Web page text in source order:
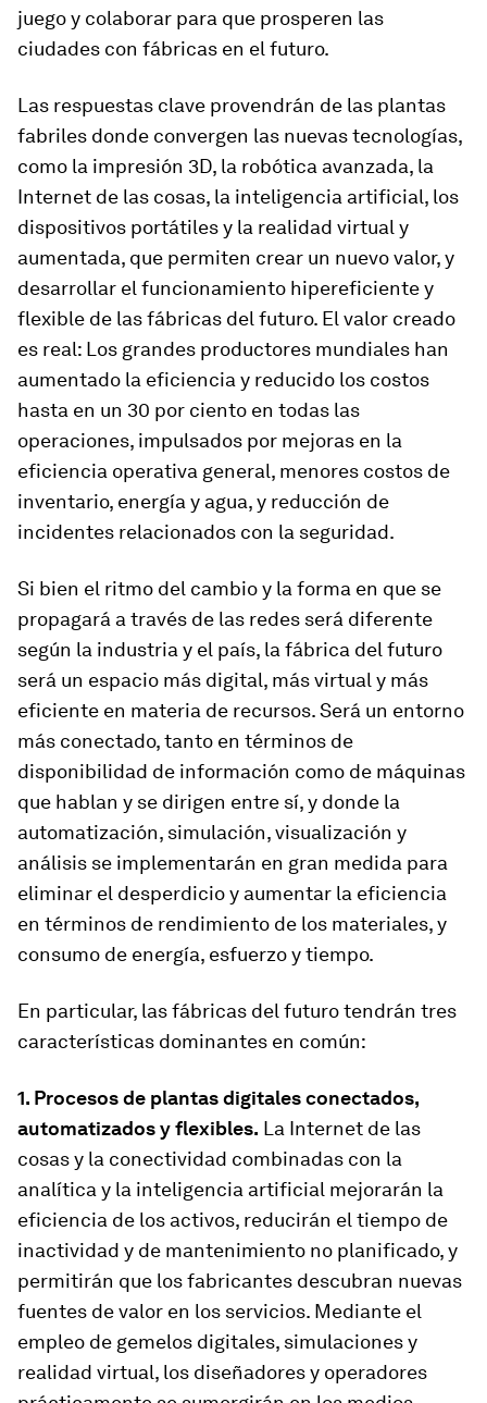
juego y colaborar para que prosperen las
ciudades con fábricas en el futuro.
Las respuestas clave provendrán de las plantas
fabriles donde convergen las nuevas tecnologías,
como la impresión 3D, la robótica avanzada, la
Internet de las cosas, la inteligencia artificial, los
dispositivos portátiles y la realidad virtual y
aumentada, que permiten crear un nuevo valor, y
desarrollar el funcionamiento hipereficiente y
flexible de las fábricas del futuro. El valor creado
es real: Los grandes productores mundiales han
aumentado la eficiencia y reducido los costos
hasta en un 30 por ciento en todas las
operaciones, impulsados por mejoras en la
eficiencia operativa general, menores costos de
inventario, energía y agua, y reducción de
incidentes relacionados con la seguridad.
Si bien el ritmo del cambio y la forma en que se
propagará a través de las redes será diferente
según la industria y el país, la fábrica del futuro
será un espacio más digital, más virtual y más
eficiente en materia de recursos. Será un entorno
más conectado, tanto en términos de
disponibilidad de información como de máquinas
que hablan y se dirigen entre sí, y donde la
automatización, simulación, visualización y
análisis se implementarán en gran medida para
eliminar el desperdicio y aumentar la eficiencia
en términos de rendimiento de los materiales, y
consumo de energía, esfuerzo y tiempo.
En particular, las fábricas del futuro tendrán tres
características dominantes en común:
1. Procesos de plantas digitales conectados,
automatizados y flexibles. La Internet de las
cosas y la conectividad combinadas con la
analítica y la inteligencia artificial mejorarán la
eficiencia de los activos, reducirán el tiempo de
inactividad y de mantenimiento no planificado, y
permitirán que los fabricantes descubran nuevas
fuentes de valor en los servicios. Mediante el
empleo de gemelos digitales, simulaciones y
realidad virtual, los diseñadores y operadores